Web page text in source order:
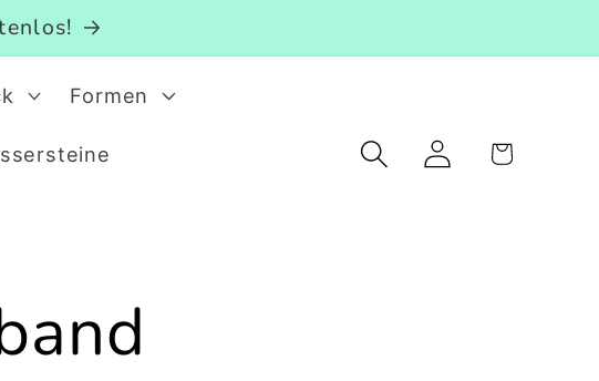
Formen
EinloggenWarenkorb